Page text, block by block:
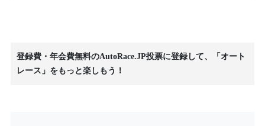
登録費・年会費無料のAutoRace.JP投票に登録して、「オート
レース」をもっと楽しもう！